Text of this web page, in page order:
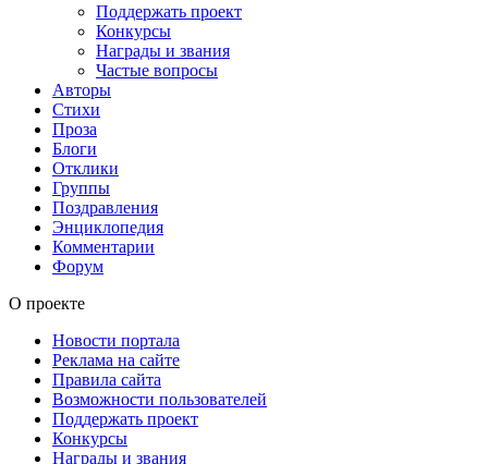
Поддержать проект
Конкурсы
Награды и звания
Частые вопросы
Авторы
Стихи
Проза
Блоги
Отклики
Группы
Поздравления
Энциклопедия
Комментарии
Форум
О проекте
Новости портала
Реклама на сайте
Правила сайта
Возможности пользователей
Поддержать проект
Конкурсы
Награды и звания